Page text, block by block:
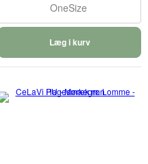
OneSize
Læg i kurv